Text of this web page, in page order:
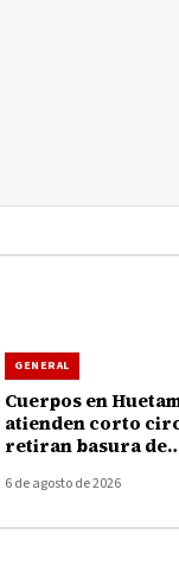
GENERAL
Cuerpos en
atienden corto
retiran basura de
tormenta de ayer
6 de agosto de 2026